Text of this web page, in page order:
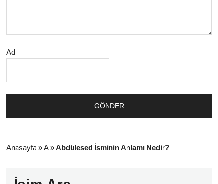
Ad
Anasayfa »A»Abdülesed İsminin Anlamı Nedir?